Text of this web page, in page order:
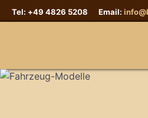
Tel: +49 4826 5208 Email:
Sprache auswählen